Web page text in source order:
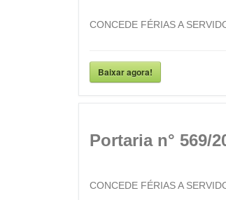
CONCEDE FÉRIAS A
Baixar agora!
Portaria n° 569/
CONCEDE FÉRIAS A